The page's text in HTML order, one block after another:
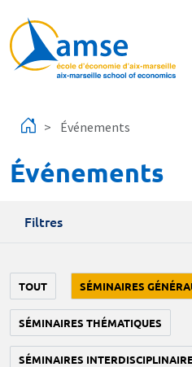
Événements
Événements
Filtres
TOUT SÉMINAIRES
SÉMINAIRES THÉMATIQUES
SÉMINAIRES